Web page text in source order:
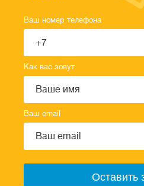
Ваш номер телефона
Как вас зовут
Ваш email